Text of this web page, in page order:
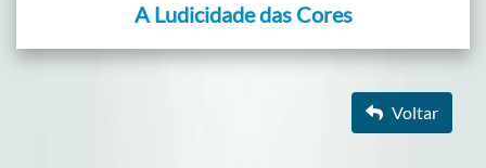
A Ludicidade das Cores
Voltar